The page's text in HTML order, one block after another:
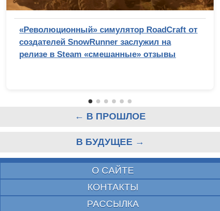
«Революционный» симулятор RoadCraft от
создателей SnowRunner заслужил на
релизе в Steam «смешанные» отзывы
← В ПРОШЛОЕ
В БУДУЩЕЕ →
О САЙТЕ
КОНТАКТЫ
РАССЫЛКА